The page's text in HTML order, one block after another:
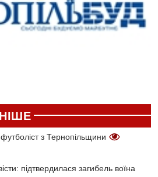
з Тернопільщини
підтвердилася загибель воїна